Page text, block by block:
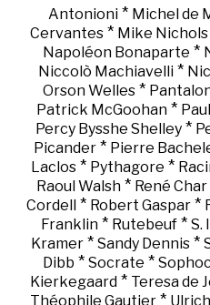
Antonioni* Michel de
Cervantes * Mike Nichols
Napoléon Bonaparte *
Niccolò Machiavelli *
Orson Welles*
Patrick McGoohan *
Percy Bysshe Shelley *
Picander * Pierre
Laclos* Pythagore *
Raoul Walsh* René Char
Cordell * Robert Gaspar*
Franklin* Rutebeuf* S.
Kramer * Sandy Dennis *
Dibb * Socrate *
Kierkegaard* Teresa de
Théophile Gautier *